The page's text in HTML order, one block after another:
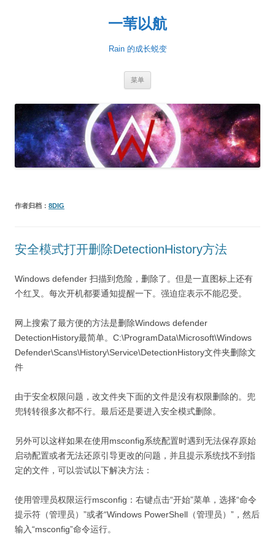
一苇以航
Rain 的成长蜕变
菜单
作者归档： 8DIG
安全模式打开删除DetectionHistory方法
Windows defender 扫描到危险，删除了。但是一直图标上还有
个红叉。每次开机都要通知提醒一下。强迫症表示不能忍受。
网上搜索了最方便的方法是删除Windows defender
DetectionHistory最简单。C:\ProgramData\Microsoft\Windows
Defender\Scans\History\Service\DetectionHistory文件夹删除文
件
由于安全权限问题，改文件夹下面的文件是没有权限删除的。兜
兜转转很多次都不行。最后还是要进入安全模式删除。
另外可以这样如果在使用msconfig系统配置时遇到无法保存原始
启动配置或者无法还原引导更改的问题，并且提示系统找不到指
定的文件，可以尝试以下解决方法：
使用管理员权限运行msconfig：右键点击“开始”菜单，选择“命令
提示符（管理员）”或者“Windows PowerShell（管理员）”，然后
输入“msconfig”命令运行。